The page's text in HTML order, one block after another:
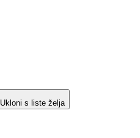
Ukloni s liste želja